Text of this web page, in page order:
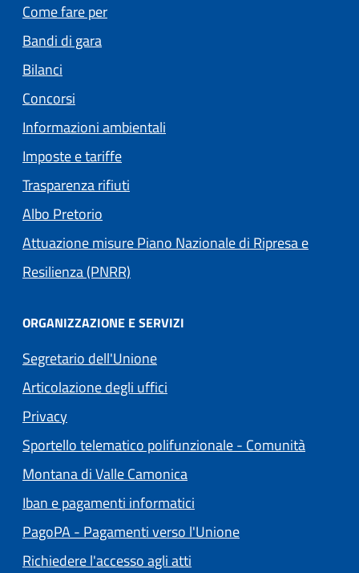
Come fare per
Bandi di gara
Bilanci
Concorsi
Informazioni ambientali
Imposte e tariffe
Trasparenza rifiuti
Albo Pretorio
Attuazione misure Piano Nazionale di Ripresa e
Resilienza (PNRR)
ORGANIZZAZIONE E SERVIZI
Segretario dell'Unione
Articolazione degli uffici
Privacy(apre in un'altra scheda).
Sportello telematico polifunzionale - Comunità
Montana di Valle Camonica
Iban e pagamenti informatici
PagoPA - Pagamenti verso l'Unione(apre in un'altra
Richiedere l'accesso agli atti